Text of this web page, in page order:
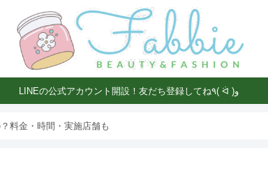
LINEの公式アカウント開設！友だち登録してね٩( ᐛ )و
料金・時間・実施店舗も